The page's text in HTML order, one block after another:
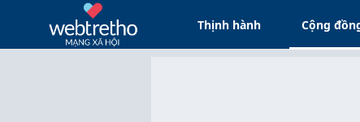
Thịnh hành Cộng